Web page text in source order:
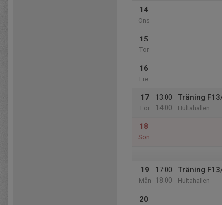
14
Ons
15
Tor
16
Fre
17
Lör
13:00
14:00
Träning
Hultahallen
18
Sön
19
Mån
17:00
18:00
Träning
Hultahallen
20